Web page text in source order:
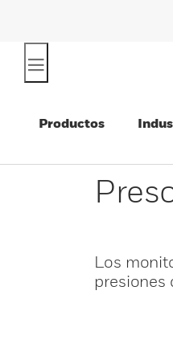
Productos
Los
presiones